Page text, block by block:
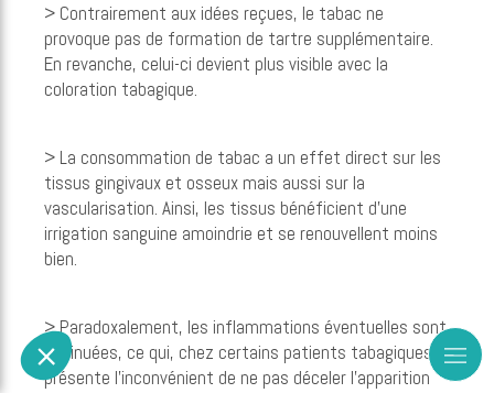
> Contrairement aux idées reçues, le tabac ne
provoque pas de formation de tartre supplémentaire.
En revanche, celui-ci devient plus visible avec la
coloration tabagique.
> La consommation de tabac a un effet direct sur les
tissus gingivaux et osseux mais aussi sur la
vascularisation. Ainsi, les tissus bénéficient d’une
irrigation sanguine amoindrie et se renouvellent moins
bien.
> Paradoxalement, les inflammations éventuelles sont
diminuées, ce qui, chez certains patients tabagiques,
présente l’inconvénient de ne pas déceler l’apparition